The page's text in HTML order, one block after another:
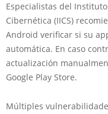
Especialistas del
Cibernética (IICS)
Android verificar si su
automática. En caso
actualización
Google Play Store.
Múltiples